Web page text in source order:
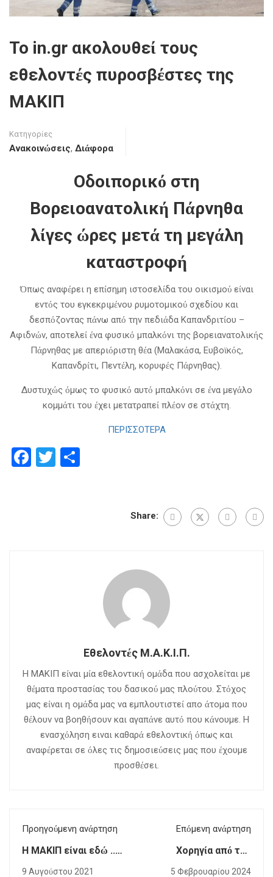
Το in.gr ακολουθεί τους
εθελοντές πυροσβέστες της
ΜΑΚΙΠ
Κατηγορίες
Ανακοινώσεις, Διάφορα
Οδοιπορικό στη
Βορειοανατολική Πάρνηθα
λίγες ώρες μετά τη μεγάλη
καταστροφή
Όπως αναφέρει η επίσημη ιστοσελίδα του οικισμού είναι
εντός του εγκεκριμένου ρυμοτομικού σχεδίου και
δεσπόζοντας πάνω από την πεδιάδα Καπανδριτίου –
Αφιδνών, αποτελεί ένα φυσικό μπαλκόνι της βορειανατολικής
Πάρνηθας με απεριόριστη θέα (Μαλακάσα, Ευβοϊκός,
Καπανδρίτι, Πεντέλη, κορυφές Πάρνηθας).
Δυστυχώς όμως το φυσικό αυτό μπαλκόνι σε ένα μεγάλο
κομμάτι του έχει μετατραπεί πλέον σε στάχτη.
ΠΕΡΙΣΣΟΤΕΡΑ
Facebook
Twitter
Share:
Εθελοντές Μ.Α.Κ.Ι.Π.
Η ΜΑΚΙΠ είναι μία εθελοντική ομάδα που ασχολείται με
θέματα προστασίας του δασικού μας πλούτου. Στόχος
μας είναι η ομάδα μας να εμπλουτιστεί απο άτομα που
θέλουν να βοηθήσουν και αγαπάνε αυτό που κάνουμε. Η
ενασχόληση ειναι καθαρά εθελοντική όπως και
αναφέρεται σε όλες τις δημοσιεύσεις μας που έχουμε
προσθέσει.
Προηγούμενη ανάρτηση
Η ΜΑΚΙΠ είναι εδώ ....
ΕΣΥ?
9 Αυγούστου 2021
Επόμενη ανάρτηση
Χορηγία από την
Divico Security
5 Φεβρουαρίου 2024